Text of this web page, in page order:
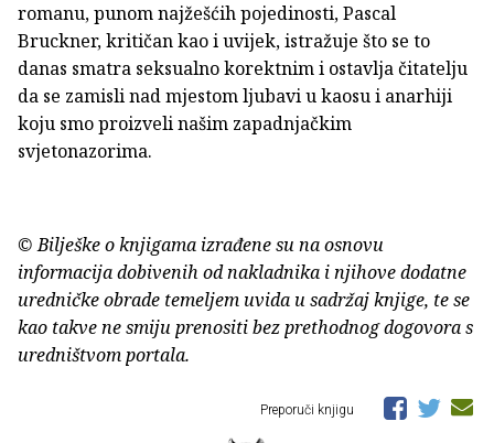
romanu, punom najžešćih pojedinosti, Pascal
Bruckner, kritičan kao i uvijek, istražuje što se to
danas smatra seksualno korektnim i ostavlja čitatelju
da se zamisli nad mjestom ljubavi u kaosu i anarhiji
koju smo proizveli našim zapadnjačkim
svjetonazorima.
© Bilješke o knjigama izrađene su na osnovu
informacija dobivenih od nakladnika i njihove dodatne
uredničke obrade temeljem uvida u sadržaj knjige, te se
kao takve ne smiju prenositi bez prethodnog dogovora s
uredništvom portala.
Preporuči knjigu